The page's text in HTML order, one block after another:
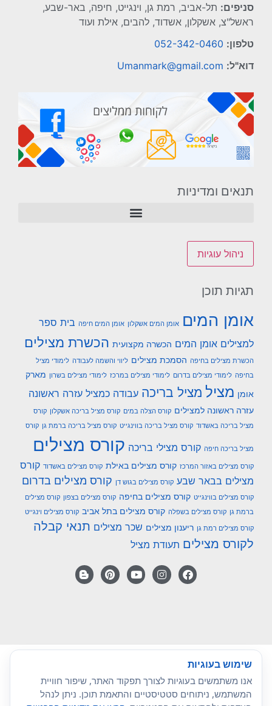
סניפים: תל-אביב, רמת גן, וינגייט, חיפה, באר-שבע,
ראשל"צ, אשקלון, אשדוד, להבים, אילת ועוד
טלפון: 052-342-0460
דוא"ל: Umanmark@gmail.com
תנאים ומדיניות
ניהול עוגיות
תגיות תוכן
אומן המים אומן המים אשקלון אומן המים חיפה בית ספר
למצילים אומן המים הכשרה מקצועית הכשרת מצילים
הכשרת מצילים בחיפה הסמכת מצילים ליווי והשמה לעבודה לימודי מציל
בחיפה לימודי מצילים בדרום לימודי מצילים במרכז לימודי מצילים בשרון מארק
אומן מציל מציל בריכה עבודה כמציל עזרה ראשונה
עזרה ראשונה למצילים קורס הצלה במים קורס מציל בריכה אשקלון קורס
מציל בריכה באשדוד קורס מציל בריכה בווינגייט קורס מציל בריכה ברמת גן קורס
מציל בריכה חיפה קורס מצילי בריכה קורס מצילים
קורס מצילים באזור המרכז קורס מצילים באילת קורס מצילים באשדוד קורס
מצילים בבאר שבע קורס מצילים בגוש דן קורס מצילים בדרום
קורס מצילים בווינגייט קורס מצילים בחיפה קורס מצילים בצפון קורס מצילים
ברמת גן קורס מצילים בשפלה קורס מצילים בתל אביב קורס מצילים וינגייט
קורס מצילים רמת גן ריענון מצילים שכר מצילים תנאי קבלה
לקורס מצילים תעודת מציל
שימוש בעוגיות
אנו משתמשים בעוגיות לצורך תפקוד האתר, שיפור חוויית
המשתמש, ניתוחים סטטיסטיים והתאמת תוכן. ניתן לנהל